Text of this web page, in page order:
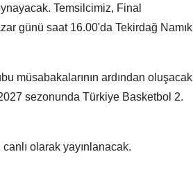
Temsilcimiz, Final
günü saat 16.00'da Tekirdağ Namık
müsabakalarının ardından oluşacak
sezonunda Türkiye Basketbol 2.
olarak yayınlanacak.